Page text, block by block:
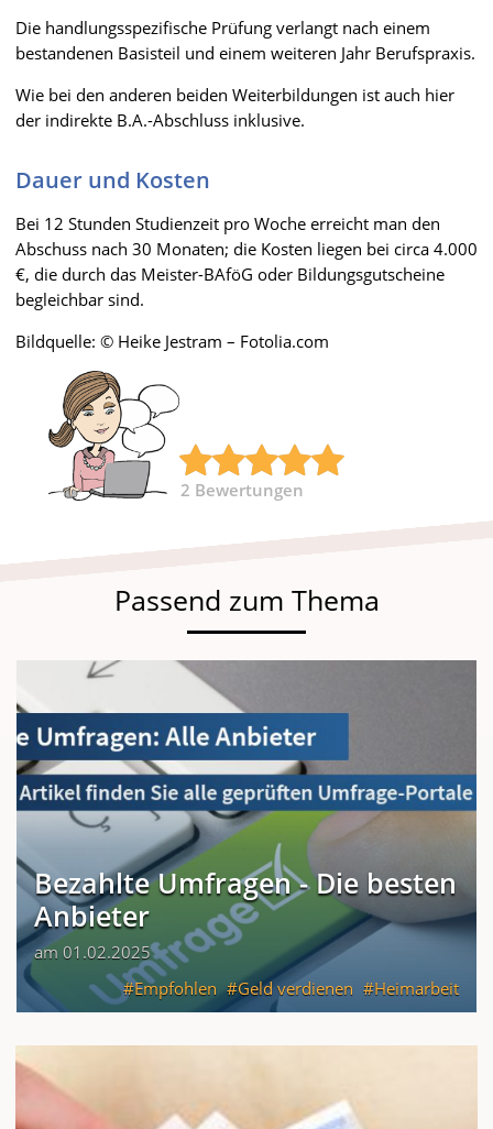
Die handlungsspezifische Prüfung verlangt nach einem
bestandenen Basisteil und einem weiteren Jahr Berufspraxis.
Wie bei den anderen beiden Weiterbildungen ist auch hier
der indirekte B.A.-Abschluss inklusive.
Dauer und Kosten
Bei 12 Stunden Studienzeit pro Woche erreicht man den
Abschuss nach 30 Monaten; die Kosten liegen bei circa 4.000
€, die durch das Meister-BAföG oder Bildungsgutscheine
begleichbar sind.
Bildquelle: © Heike Jestram – Fotolia.com
2 Bewertungen
Passend zum Thema
Bezahlte Umfragen - Die besten
Anbieter
am 01.02.2025
Empfohlen
Geld verdienen Heimarbeit